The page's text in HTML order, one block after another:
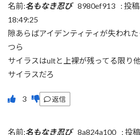
名前:名もなき忍び 8980ef913 : 投
18:49:25
隙あらばアイデンティティが失われ
つら
サイラスはultと上裸が残ってる限り
サイラスだろ
返信
名前:名もなき忍び 8a824a100 : 投